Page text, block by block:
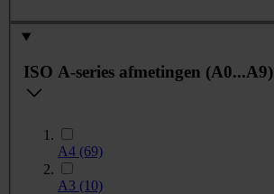
ISO A-series afmetingen (A0...A9)
A4 (69)
A3 (10)